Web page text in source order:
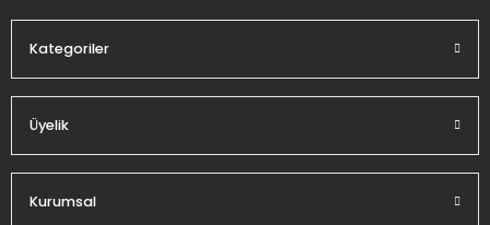
Kategoriler
Üyelik
Kurumsal